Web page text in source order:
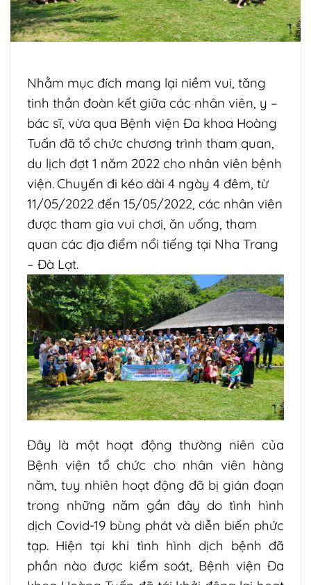
Nhằm mục đích mang lại niềm vui, tăng
tinh thần đoàn kết giữa các nhân viên, y –
bác sĩ, vừa qua Bệnh viện Đa khoa Hoàng
Tuấn đã tổ chức chương trình tham quan,
du lịch đợt 1 năm 2022 cho nhân viên bệnh
viện. Chuyến đi kéo dài 4 ngày 4 đêm, từ
11/05/2022 đến 15/05/2022, các nhân viên
được tham gia vui chơi, ăn uống, tham
quan các địa điểm nổi tiếng tại Nha Trang
– Đà Lạt.
Đây là một hoạt động thường niên của
Bệnh viện tổ chức cho nhân viên hàng
năm, tuy nhiên hoạt động đã bị gián đoạn
trong những năm gần đây do tình hình
dịch Covid-19 bùng phát và diễn biến phức
tạp. Hiện tại khi tình hình dịch bệnh đã
phần nào được kiểm soát, Bệnh viện Đa